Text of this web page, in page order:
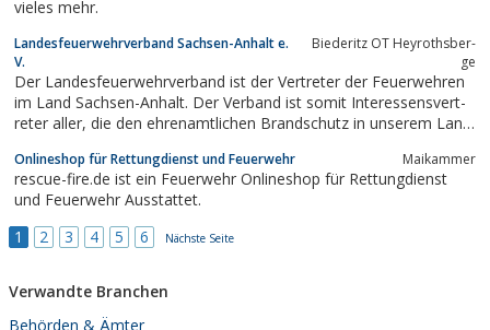
vieles mehr.
Lan­des­feu­er­wehr­ver­band Sach­sen-An­halt e.
V.
Bie­de­ritz OT He­y­roths­ber­
ge
Der Lan­des­feu­er­wehr­ver­band ist der Ver­t­re­ter der Feu­er­weh­ren
im Land Sach­sen-An­halt. Der Ver­band ist so­mit In­ter­es­sens­ver­t­
re­ter al­ler, die den eh­renamt­li­chen Brand­schutz in un­se­rem Land
Onlineshop für Rettungdienst und Feuerwehr Maikammer
rescue-fire.de ist ein Feuerwehr Onlineshop für Rettungdienst
und Feuerwehr Ausstattet.
1
2 3 4 5 6 Nächste Seite
Verwandte Branchen
Behörden & Ämter